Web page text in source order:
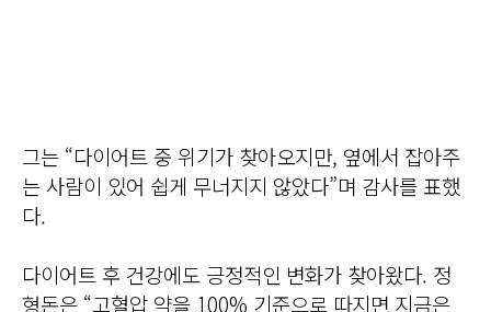
그는 “다이어트 중 위기가 찾아오지만, 옆에서 잡아주
는 사람이 있어 쉽게 무너지지 않았다”며 감사를 표했
다.
다이어트 후 건강에도 긍정적인 변화가 찾아왔다. 정
형돈은 “고혈압 약을 100% 기준으로 따지면 지금은